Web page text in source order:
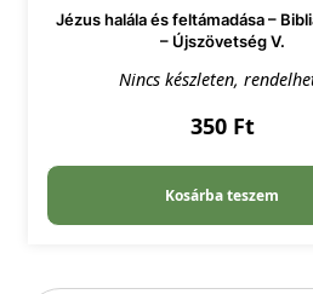
Jézus halála és feltámadása –
– Újszövetség V.
Nincs készleten,
350 Ft
Kosárba teszem